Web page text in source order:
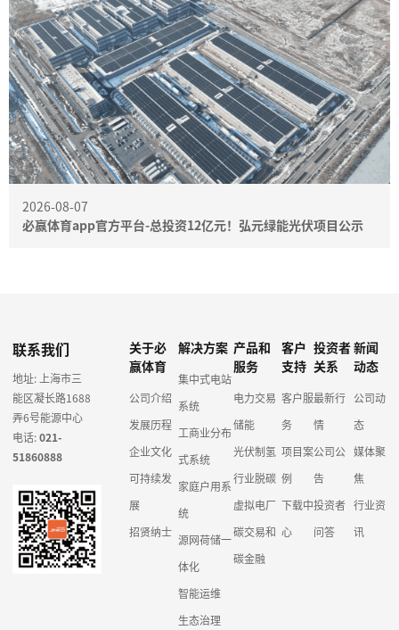
2026-08-07
必赢体育app官方平台-总投资12亿元！弘元绿能光伏项目公示
联系我们
地址: 上海市三
能区凝长路1688
弄6号能源中心
电话:021-
51860888
关于必
赢体育
公司介绍
发展历程
企业文化
可持续发
展
招贤纳士
解决方案
集中式电站
系统
工商业分布
式系统
家庭户用系
统
源网荷储一
体化
智能运维
生态治理
产品和
服务
电力交易
储能
光伏制氢
行业脱碳
虚拟电厂
碳交易和
碳金融
客户
支持
客户服
务
项目案
例
下载中
心
投资者
关系
最新行
情
公司公
告
投资者
问答
新闻
动态
公司动
态
媒体聚
焦
行业资
讯